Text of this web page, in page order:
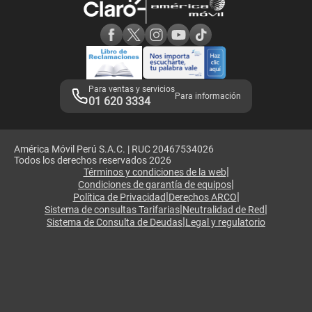
Adquirientes iPhone 6, 6S y SE
Mensaje de Seguridad
Términos y Condiciones de Tienda Claro
Libro de Reclamaciones
Legales de marketplace
Para ventas y servicios
01 620 3334 Para información
América Móvil Perú S.A.C. | RUC 20467534026
Todos los derechos reservados 2026
Términos y condiciones de la web|
Condiciones de garantía de equipos|
Política de Privacidad|Derechos ARCO|
Sistema de consultas Tarifarias|Neutralidad de Red|
Sistema de Consulta de Deudas|Legal y regulatorio